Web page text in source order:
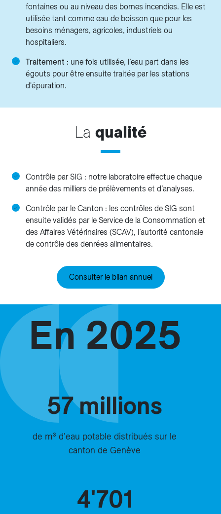
fontaines ou au niveau des bornes incendies. Elle est
utilisée tant comme eau de boisson que pour les
besoins ménagers, agricoles, industriels ou
hospitaliers.
Traitement : une fois utilisée, l’eau part dans les
égouts pour être ensuite traitée par les stations
d'épuration.
La qualité
Contrôle par SIG : notre laboratoire effectue chaque
année des milliers de prélèvements et d’analyses.
Contrôle par le Canton : les contrôles de SIG sont
ensuite validés par le Service de la Consommation et
des Affaires Vétérinaires (SCAV), l’autorité cantonale
de contrôle des denrées alimentaires.
Consulter le bilan annuel
En 2025
57 millions
de m³ d'eau potable distribués sur le
canton de Genève
4'701